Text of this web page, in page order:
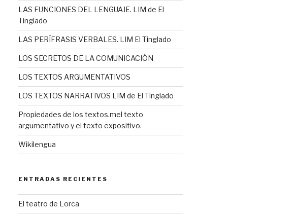
LAS FUNCIONES DEL LENGUAJE. LIM de El
Tinglado
LAS PERÍFRASIS VERBALES. LIM El Tinglado
LOS SECRETOS DE LA COMUNICACIÓN
LOS TEXTOS ARGUMENTATIVOS
LOS TEXTOS NARRATIVOS LIM de El Tinglado
Propiedades de los textos.mel texto
argumentativo y el texto expositivo.
Wikilengua
ENTRADAS RECIENTES
El teatro de Lorca